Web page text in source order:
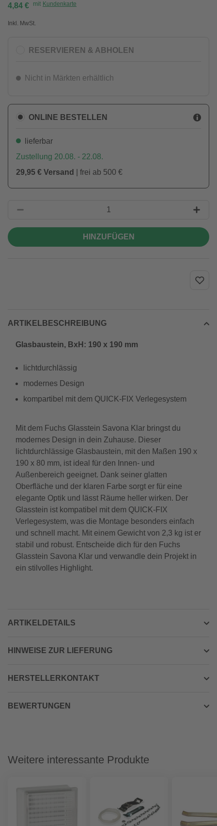
4,84 € mit Kundenkarte
Inkl. MwSt.
RESERVIEREN & ABHOLEN
Nicht in Märkten erhältlich
ONLINE BESTELLEN
lieferbar
Zustellung 20.08. - 22.08.
29,95 € Versand
| frei ab 500 €
HINZUFÜGEN
ARTIKELBESCHREIBUNG
Glasbaustein, BxH: 190 x 190 mm
lichtdurchlässig
modernes Design
kompartibel mit dem QUICK-FIX Verlegesystem
Mit dem Fuchs Glasstein Savona Klar bringst du
modernes Design in dein Zuhause. Dieser
lichtdurchlässige Glasbaustein, mit den Maßen 190 x
190 x 80 mm, ist ideal für den Innen- und
Außenbereich geeignet. Dank seiner glatten
Oberfläche und der klaren Farbe sorgt er für eine
elegante Optik und lässt Räume heller wirken. Der
Glasstein ist kompatibel mit dem QUICK-FIX
Verlegesystem, was die Montage besonders einfach
und schnell macht. Mit einem Gewicht von 2,3 kg ist er
stabil und robust. Entscheide dich für den Fuchs
Glasstein Savona Klar und verwandle dein Projekt in
ein stilvolles Highlight.
ARTIKELDETAILS
HINWEISE ZUR LIEFERUNG
HERSTELLERKONTAKT
BEWERTUNGEN
Weitere interessante Produkte